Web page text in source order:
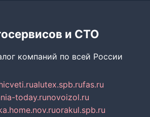
и СТО
компаний по всей России
alutex.spb.rufas.ru
today.runovoizol.ru
orakul.spb.ru